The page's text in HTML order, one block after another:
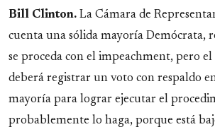
Bill Clinton. La Cámara de
cuenta una sólida mayoría Demócrata,
se proceda con el impeachment, pero el
deberá registrar un voto con respaldo
mayoría para lograr ejecutar el
probablemente lo haga, porque está